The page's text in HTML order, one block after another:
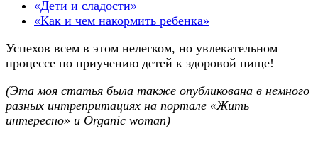
«Дети и сладости»
«Как и чем накормить ребенка»
Успехов всем в этом нелегком, но увлекательном
процессе по приучению детей к здоровой пище!
(Эта моя статья была также опубликована в немного
разных интрепритациях на портале «Жить
интересно» и Organic woman)